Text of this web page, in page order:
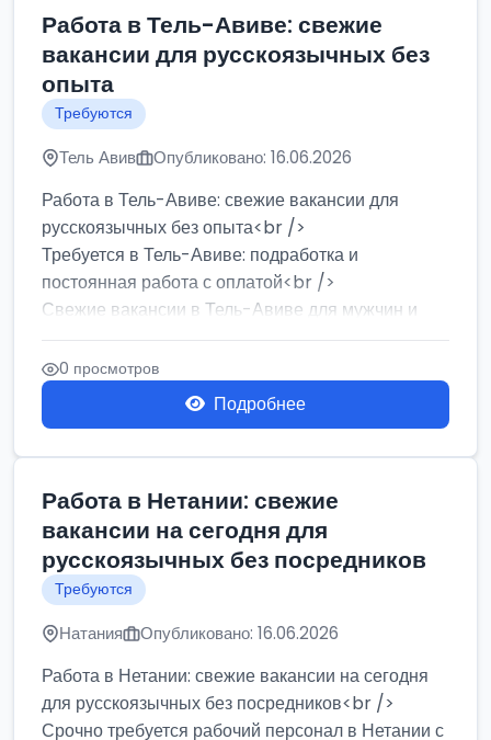
Работа в Тель-Авиве: свежие
вакансии для русскоязычных без
опыта
Требуются
Тель Авив Опубликовано: 16.06.2026
Работа в Тель-Авиве: свежие вакансии для
русскоязычных без опыта<br />
Требуется в Тель-Авиве: подработка и
постоянная работа с оплатой<br />
Свежие вакансии в Тель-Авиве для мужчин и
женщин от хозя...
0 просмотров
Подробнее
Работа в Нетании: свежие
вакансии на сегодня для
русскоязычных без посредников
Требуются
Натания Опубликовано: 16.06.2026
Работа в Нетании: свежие вакансии на сегодня
для русскоязычных без посредников<br />
Срочно требуется рабочий персонал в Нетании с